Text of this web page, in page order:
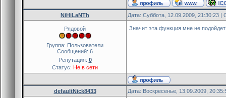
NiHiLaNTh Дата: Суббота, 12.09.2009, 21:30:23
Рядовой
Группа: Пользователи
Сообщений: 6
Репутация: 0
Статус: Не в сети
Значит эта функция мне не
defaultNick8433 Дата: Воскресенье, 13.09.2009,